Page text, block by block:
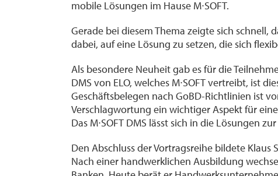
mobile Lösungen im Hause M∙SOFT.
Gerade bei diesem Thema zeigte sich
dabei, auf eine Lösung zu setzen, die sich
Als besondere Neuheit gab es für die
DMS von ELO, welches M∙SOFT vertreibt, ist
Geschäftsbelegen nach GoBD-Richtlinien ist
Verschlagwortung ein wichtiger Aspekt für
Das M∙SOFT DMS lässt sich in die Lösungen
Den Abschluss der Vortragsreihe bildete
Nach einer handwerklichen Ausbildung